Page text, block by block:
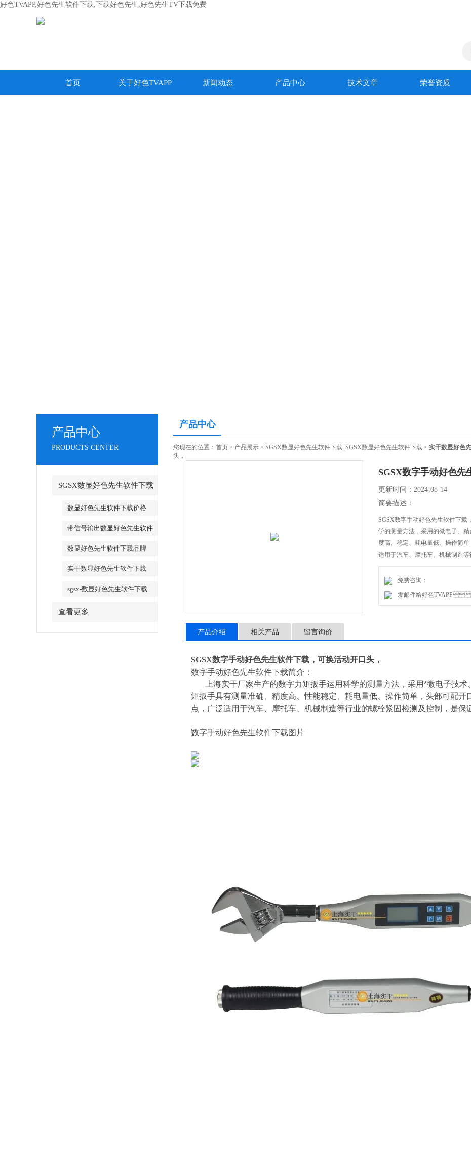
好色TVAPP,好色先生软件下载,下载好色先生,好色先生TV下载免费
首页 关于好色TVAPP 新闻动态 产品中心 技术文章 荣誉资质
产品中心
PRODUCTS CENTER
SGSX数显好色先生软件下载
_SGSX数显好色先生软件下载
数显好色先生软件下载价格
带信号输出数显好色先生软件
下载
数显好色先生软件下载品牌
实干数显好色先生软件下载
sgsx-数显好色先生软件下载
查看更多
产品中心
您现在的位置： 首页 > 产品展示 > SGSX数显好色先生软件下载_SGSX数显好色先生软件下载 > 实干数显好色
头，
SGSX数字手动好色先生
更新时间：2024-08-14
简要描述：
SGSX数字手动好色先生软件下载
学的测量方法，采用的微电子、
度高、稳定、耗电量低、操作简单
适用于汽车、摩托车、机械制造
免费咨询：
发邮件给好色
产品介绍 相关产品 留言询价
SGSX数字手动好色先生软件下载，可换活动开口头，
数字手动好色先生软件下载简介：
上海实干厂家生产的数字力矩扳手运用科学的测量方法，采用*微电子技术
矩扳手具有测量准确、精度高、性能稳定、耗电量低、操作简单，头部可配开
点，广泛适用于汽车、摩托车、机械制造等行业的螺栓紧固检测及控制，是
数字手动好色先生软件下载图片